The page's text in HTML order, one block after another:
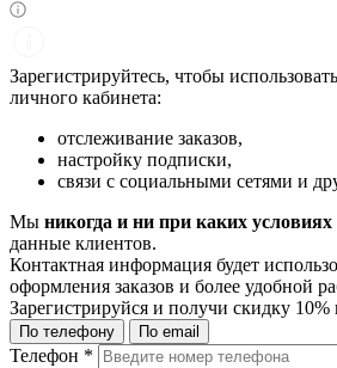
Зарегистрируйтесь, чтобы
личного кабинета:
отслеживание заказов,
настройку подписки,
связи с социальными сетями и
Мы никогда и ни при каких условиях
данные клиентов.
Контактная информация будет
оформления заказов и более удобной
Зарегистрируйся и получи скидку 10%
По телефону По email
Телефон *